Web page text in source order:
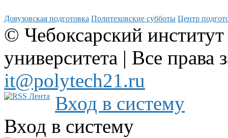
Довузовская подготовка Политеховские субботы Центр
© Чебоксарский
университета | Все
it@polytech21.ru
Вход в систему
Вход в систему